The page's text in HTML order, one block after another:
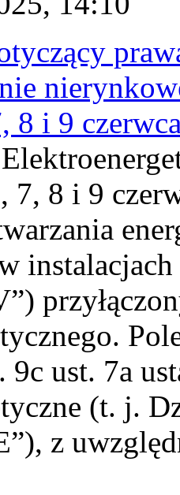
8 i 9
7, 8 i 9
9c ust. 7a
(t. j.
z